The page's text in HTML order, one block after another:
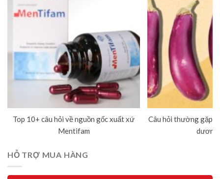
Top 10+ câu hỏi về nguồn gốc xuất xứ
Mentifam
Câu hỏi thường gặp
dương
HỖ TRỢ MUA HÀNG